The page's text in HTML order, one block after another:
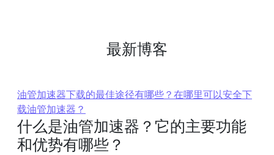
最新博客
油管加速器下载的最佳途径有哪些？在哪里可以安全下
载油管加速器？
什么是油管加速器？它的主要功能
和优势有哪些？